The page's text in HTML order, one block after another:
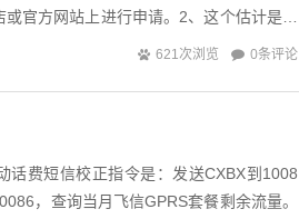
官方网站上进行申请。2、这个估计是不
的点...
621次浏览 0条评论
话费短信校正指令是：发送CXBX到1008
，查询当月飞信GPRS套餐剩余流量。